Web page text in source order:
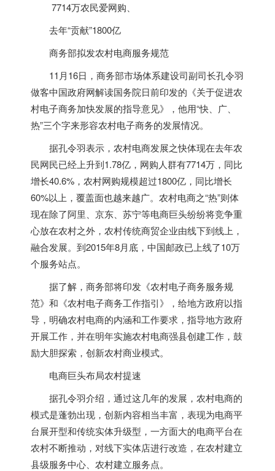
7714万农民爱网购、
去年“贡献”1800亿
商务部拟发农村电商服务规范
11月16日，商务部市场体系建设司副司长孔令羽
做客中国政府网解读国务院日前印发的《关于促进农
村电子商务加快发展的指导意见》，他用“快、广、
热”三个字来形容农村电子商务的发展情况。
据孔令羽表示，农村电商发展之快体现在去年农
民网民已经上升到1.78亿，网购人群有7714万，同比
增长40.6%，农村网购规模超过1800亿，同比增长
60%以上，覆盖面也越来越广。农村电商之“热”则体
现在除了阿里、京东、苏宁等电商巨头纷纷将竞争重
心放在农村之外，农村传统商贸企业由线下到线上，
融合发展。到2015年8月底，中国邮政已上线了10万
个服务站点。
据了解，商务部将印发《农村电子商务服务规
范》和《农村电子商务工作指引》，给地方政府以指
导，明确农村电商的内涵和工作要求，指导地方政府
开展工作，并在明年实施农村电商强县创建工作，鼓
励大胆探索，创新农村商业模式。
电商巨头布局农村提速
据孔令羽介绍，通过这几年的发展，农村电商的
模式是蓬勃出现，创新内容相当丰富，表现为电商平
台展开型和传统实体升级型，一方面大的电商平台在
农村不断推动，对线下实体店进行改造，在农村建立
县级服务中心、农村建立服务点。